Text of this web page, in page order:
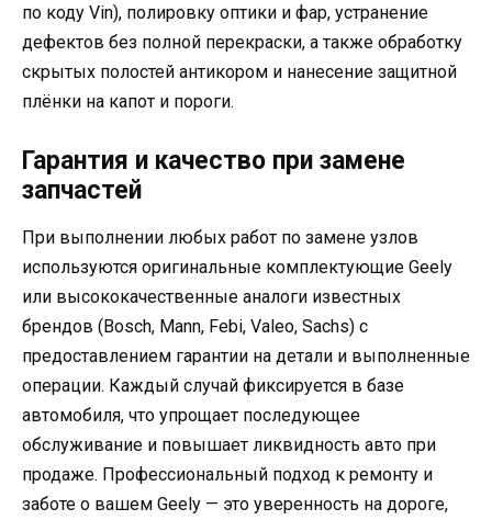
по коду Vin), полировку оптики и фар, устранение
дефектов без полной перекраски, а также обработку
скрытых полостей антикором и нанесение защитной
плёнки на капот и пороги.
Гарантия и качество при замене
запчастей
При выполнении любых работ по замене узлов
используются оригинальные комплектующие Geely
или высококачественные аналоги известных
брендов (Bosch, Mann, Febi, Valeo, Sachs) с
предоставлением гарантии на детали и выполненные
операции. Каждый случай фиксируется в базе
автомобиля, что упрощает последующее
обслуживание и повышает ликвидность авто при
продаже. Профессиональный подход к ремонту и
заботе о вашем Geely — это уверенность на дороге,